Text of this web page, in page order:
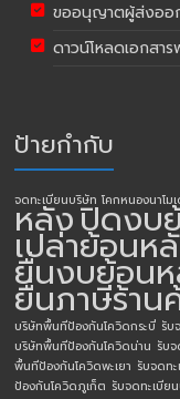
ขออนุญาตผู้ส่งออ
ดาวน์โหลดเอกสาร
ป้ายกำกับ
จดทะเบียนบริษัท โคกหนองนาโม
หลังปิดงบ
เปล่าย้อนห
ยื่นงบย้อน
ยื่นภาษีร้าน
บริษัทพื้นทีป้องกันโควิดกระบี่ รับ
บริษัทพื้นทีป้องกันโควิดน่าน รับ
พื้นทีป้องกันโควิดพะเยา รับจดท
ป้องกันโควิดภูเก็ต รับจดทะเบีย